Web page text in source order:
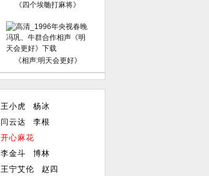
《四个埃毑打麻将》
《相声:明天会更好》
王小虎
杨冰
闫云达
李根
开心麻花
李金斗
博林
王宁艾伦 赵四